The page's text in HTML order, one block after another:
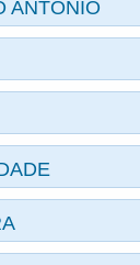
ANTONIO